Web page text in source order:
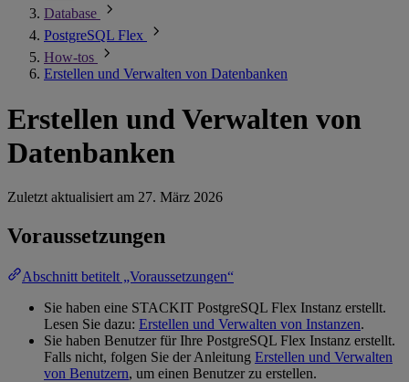
Database
PostgreSQL Flex
How-tos
Erstellen und Verwalten von Datenbanken
Erstellen und Verwalten von
Datenbanken
Zuletzt aktualisiert am 27. März 2026
Voraussetzungen
Abschnitt betitelt „Voraussetzungen“
Sie haben eine STACKIT PostgreSQL Flex Instanz erstellt.
Lesen Sie dazu: Erstellen und Verwalten von Instanzen.
Sie haben Benutzer für Ihre PostgreSQL Flex Instanz erstellt.
Falls nicht, folgen Sie der Anleitung Erstellen und Verwalten
von Benutzern, um einen Benutzer zu erstellen.